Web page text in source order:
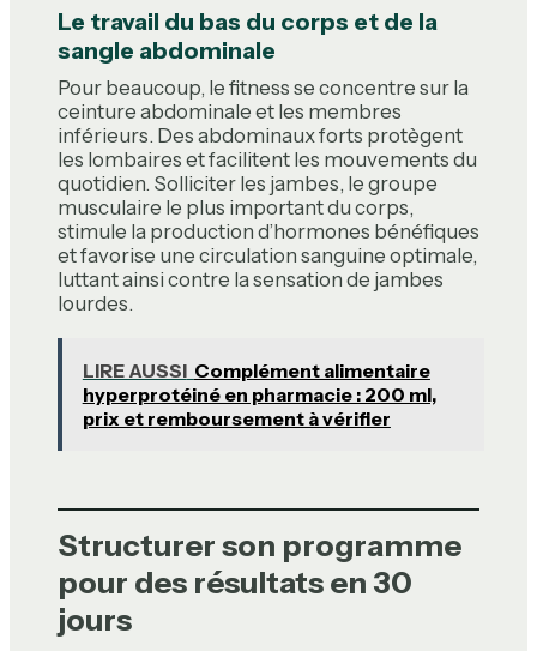
Le travail du bas du corps et de la
sangle abdominale
Pour beaucoup, le fitness se concentre sur la
ceinture abdominale et les membres
inférieurs. Des abdominaux forts protègent
les lombaires et facilitent les mouvements du
quotidien. Solliciter les jambes, le groupe
musculaire le plus important du corps,
stimule la production d’hormones bénéfiques
et favorise une circulation sanguine optimale,
luttant ainsi contre la sensation de jambes
lourdes.
LIRE AUSSI Complément alimentaire
hyperprotéiné en pharmacie : 200 ml,
prix et remboursement à vérifier
Structurer son programme
pour des résultats en 30
jours